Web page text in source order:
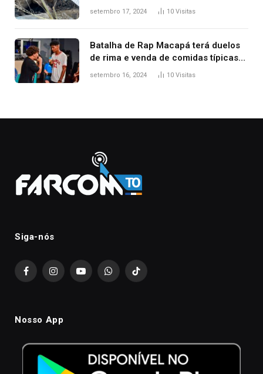
florestais no Tocantins
setembro 17, 2024 10 Visitas
Batalha de Rap Macapá terá duelos
de rima e venda de comidas típicas
no Mercado Central
setembro 16, 2024 10 Visitas
Siga-nós
FacebookInstagramYouTubeWhatsAppTikTok
Nosso App